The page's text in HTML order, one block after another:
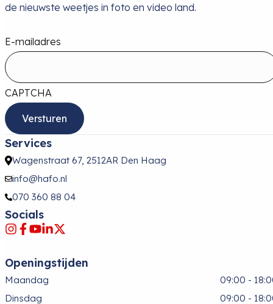
de nieuwste weetjes in foto en video land.
E-mailadres
CAPTCHA
Services
Wagenstraat 67, 2512AR Den Haag
info@hafo.nl
070 360 88 04
Socials
Openingstijden
Maandag
09:00 -
Dinsdag
09:00 -